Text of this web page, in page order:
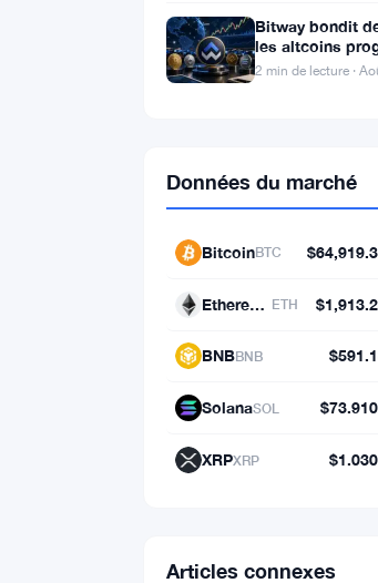
Bitway bondit
les altcoins
Mouvements du
2 min de lecture ·
Données du marché
BitcoinBTC
Ethereum ETH
BNBBNB
SolanaSOL
XRPXRP
Articles connexes